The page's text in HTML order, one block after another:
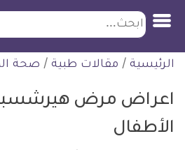
التخطي
للمحتوى
ابحث
الرئيسية / مقالات طبية / صحة
اعراض مرض
الأطفال